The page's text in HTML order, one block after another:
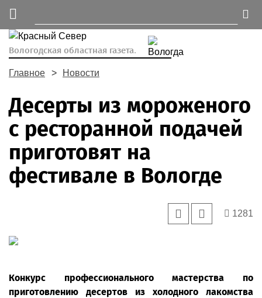
Вологодская областная газета.
Главное Новости
Десерты из мороженого
с ресторанной подачей
приготовят на
фестивале в Вологде
1281
Конкурс профессионального мастерства по
приготовлению десертов из холодного лакомства